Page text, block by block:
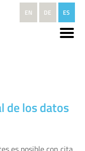
EN DE ES
de los datos